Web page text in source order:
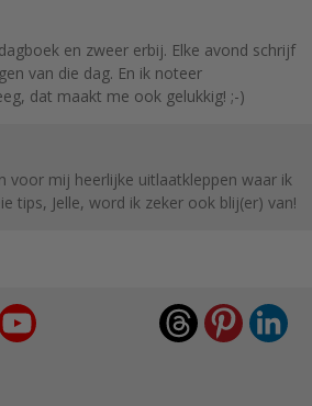
en zweer erbij. Elke avond schrijf
van die dag. En ik noteer
dat maakt me ook gelukkig! ;-)
voor mij heerlijke uitlaatkleppen waar ik
tips, Jelle, word ik zeker ook blij(er) van!